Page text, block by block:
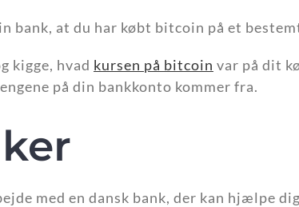
bank, at du har købt bitcoin på et
kigge, hvad kursen på bitcoin var på dit
på din bankkonto kommer fra.
med en dansk bank, der kan hjælpe